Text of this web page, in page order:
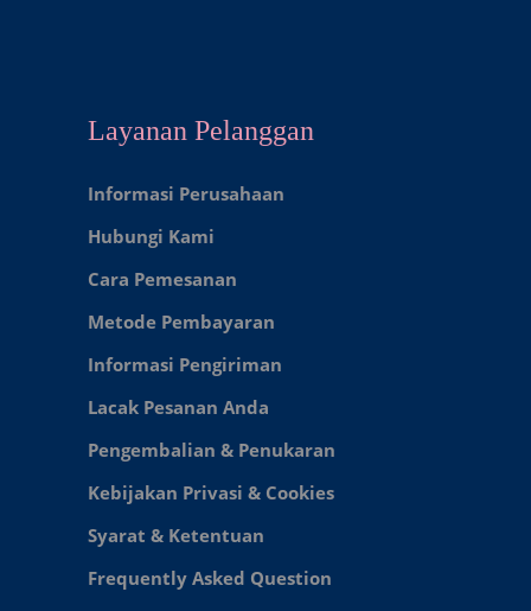
Layanan Pelanggan
Informasi Perusahaan
Hubungi Kami
Cara Pemesanan
Metode Pembayaran
Informasi Pengiriman
Lacak Pesanan Anda
Pengembalian & Penukaran
Kebijakan Privasi & Cookies
Syarat & Ketentuan
Frequently Asked Question